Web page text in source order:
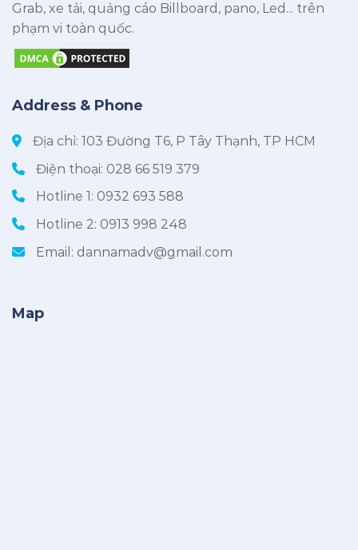
Grab, xe tải, quảng cáo Billboard, pano, Led... trên
phạm vi toàn quốc.
Address & Phone
Địa chỉ: 103 Đường T6, P Tây Thạnh, TP HCM
Điện thoại: 028 66 519 379
Hotline 1: 0932 693 588
Hotline 2: 0913 998 248
Email: dannamadv@gmail.com
Map